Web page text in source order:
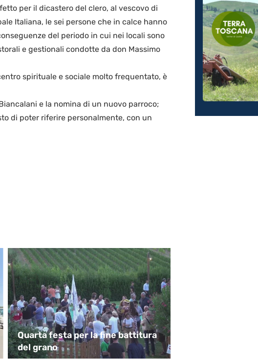
per il dicastero del clero, al vescovo di
Italiana, le sei persone che in calce hanno
del periodo in cui nei locali sono
e gestionali condotte da don Massimo
spirituale e sociale molto frequentato, è
e la nomina di un nuovo parroco;
di poter riferire personalmente, con un
Quarta festa per la fine battitura
del grano